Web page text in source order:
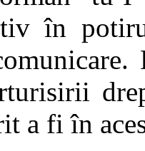
în
a fi în